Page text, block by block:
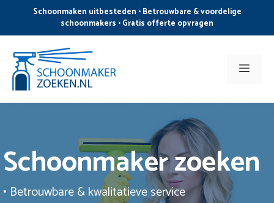
de
inhoud
Schoonmaken uitbesteden • Betrouwbare & voordelige
schoonmakers • Gratis offerte opvragen
Menu
Schoonmaker zoeken
• Betrouwbare & kwalitatieve service